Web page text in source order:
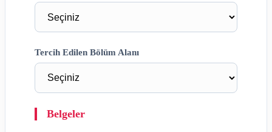
Tercih Edilen Bölüm Alanı
Belgeler